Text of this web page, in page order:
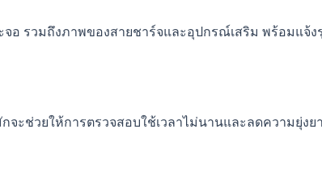
อ รวมถึงภาพของสายชาร์จและอุปกรณ์เสริม พร้อมแจ้ง
ะช่วยให้การตรวจสอบใช้เวลาไม่นานและลดความยุ่งย